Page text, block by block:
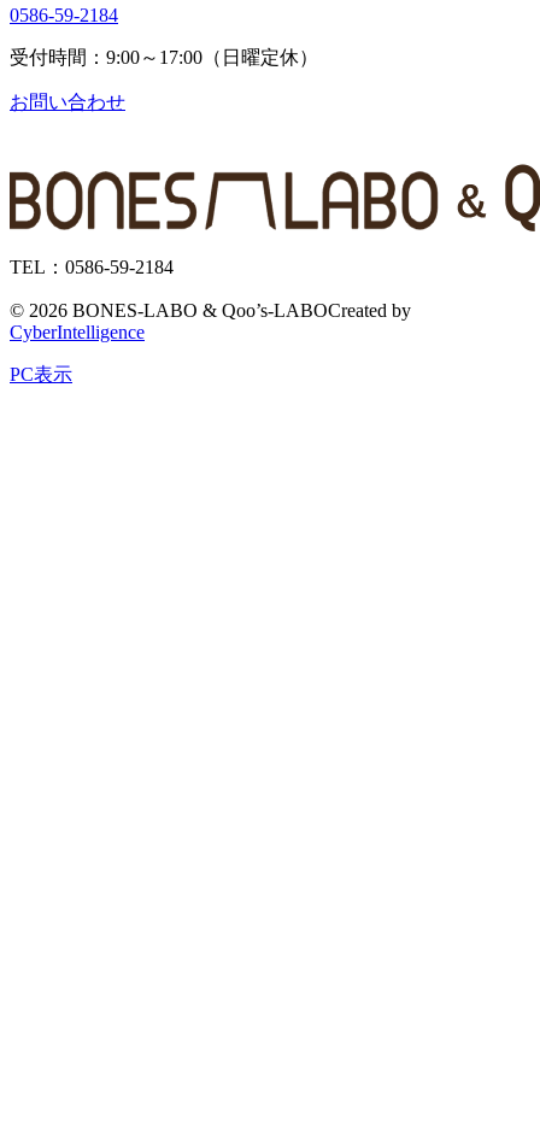
0586-59-2184
受付時間：9:00～17:00（日曜定休）
お問い合わせ
TEL：0586-59-2184
© 2026 BONES-LABO & Qoo’s-LABOCreated by
CyberIntelligence
PC表示